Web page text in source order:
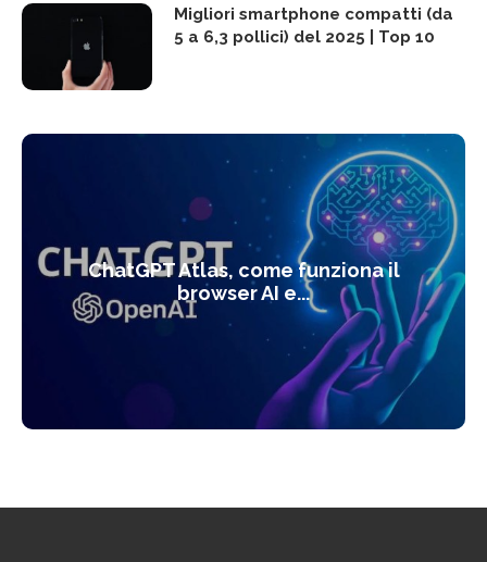
Migliori smartphone compatti (da
5 a 6,3 pollici) del 2025 | Top 10
ChatGPT Atlas, come funziona il
browser AI e...